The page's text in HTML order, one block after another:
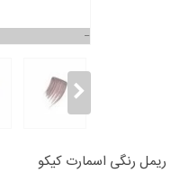
ریمل رنگی اسمارت کیکو